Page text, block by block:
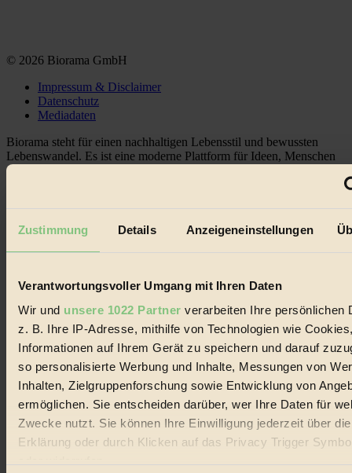
Zustimmung Details Anzeigeneinstellungen
Verantwortungsvoller Umgang mit Ihren Daten
Wir und unsere 1022 Partner verarbeiten Ihre persönlichen
z. B. Ihre IP-Adresse, mithilfe von Technologien wie
Informationen auf Ihrem Gerät zu speichern und darauf
so personalisierte Werbung und Inhalte, Messungen von
Inhalten, Zielgruppenforschung sowie Entwicklung von
ermöglichen. Sie entscheiden darüber, wer Ihre Daten für
Zwecke nutzt. Sie können Ihre Einwilligung jederzeit über
Erklärung oder durch Klicken auf das Privacy Trigger
© 2026 Biorama GmbH
Impressum & Disclaimer
Datenschutz
Mediadaten
Biorama steht für einen nachhaltigen Lebensstil und bewussten
Lebenswandel. Es ist eine moderne Plattform für Ideen, Menschen
und Produkte, ein Leitfaden im schnell wachsenden Markt des
Social Media
22.601 Fans auf Facebook
3.415 Follower auf Twitter
Themen
Bio
Nachhaltigkeit
Vegan